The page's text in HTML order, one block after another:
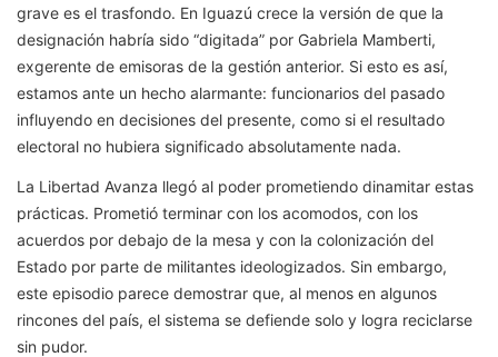
grave es el trasfondo. En Iguazú crece la versión de que la
designación habría sido “digitada” por Gabriela Mamberti,
exgerente de emisoras de la gestión anterior. Si esto es así,
estamos ante un hecho alarmante: funcionarios del pasado
influyendo en decisiones del presente, como si el resultado
electoral no hubiera significado absolutamente nada.
La Libertad Avanza llegó al poder prometiendo dinamitar estas
prácticas. Prometió terminar con los acomodos, con los
acuerdos por debajo de la mesa y con la colonización del
Estado por parte de militantes ideologizados. Sin embargo,
este episodio parece demostrar que, al menos en algunos
rincones del país, el sistema se defiende solo y logra reciclarse
sin pudor.